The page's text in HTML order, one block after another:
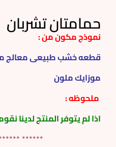
حمامتان تشربان
نموذج مكون من :
قطعه خشب طبيعى معالج
موزايك ملون
ملحوظه :
اذا لم يتوفر المنتج لدينا
******